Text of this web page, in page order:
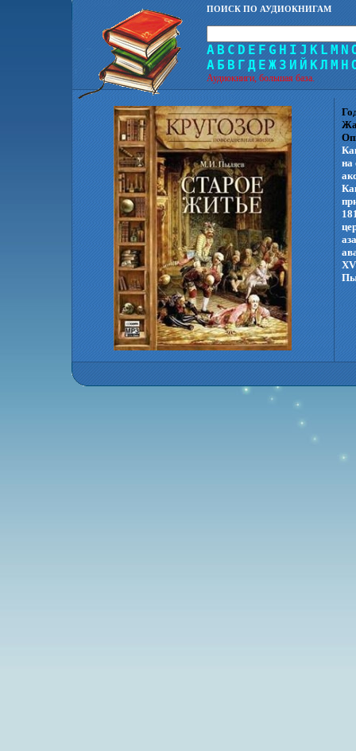
ПОИСК ПО АУДИОКНИГАМ
A B C D E F G H I J K L M N
А Б В Г Д Е Ж З И Й КЛ М Н
Аудиокниги, большая база.
на